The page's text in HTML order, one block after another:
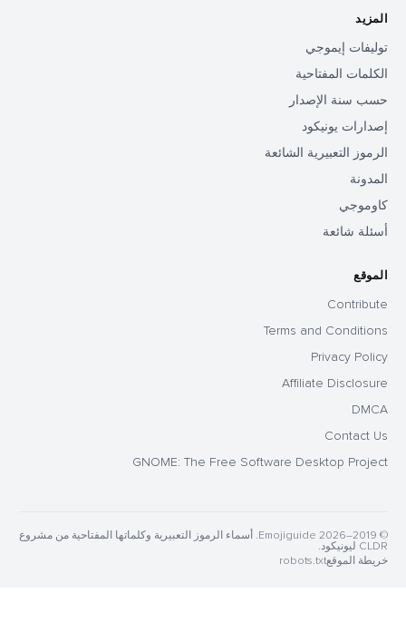
المزيد
توليفات إيموجي
الكلمات المفتاحية
حسب سنة الإصدار
إصدارات يونيكود
الرموز التعبيرية الشائعة
المدونة
كاوموجي
أسئلة شائعة
الموقع
Contribute
Terms and Conditions
Privacy Policy
Affiliate Disclosure
DMCA
Contact Us
GNOME: The Free Software Desktop Project
© 2019–2026 Emojiguide. أسماء الرموز التعبيرية وكلماتها المفتاحية من مشروع
CLDR ليونيكود.
خريطة الموقعrobots.txt